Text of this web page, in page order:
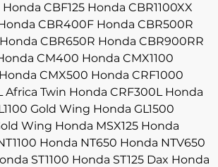
Honda CBF125 Honda CBR1100XX
CBR400F Honda CBR500R
Honda CBR650R Honda CBR900RR
CM400 Honda CMX1100
Honda CMX500 Honda CRF1000
Africa Twin Honda CRF300L Honda
Gold Wing Honda GL1500
Wing Honda MSX125 Honda
Honda NT650 Honda NTV650
ST1100 Honda ST125 Dax Honda